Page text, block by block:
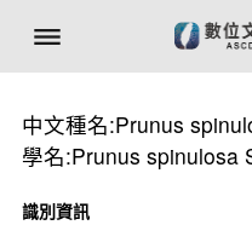
中文種名:Prunus
學名:Prunus spinulosa
識別資訊